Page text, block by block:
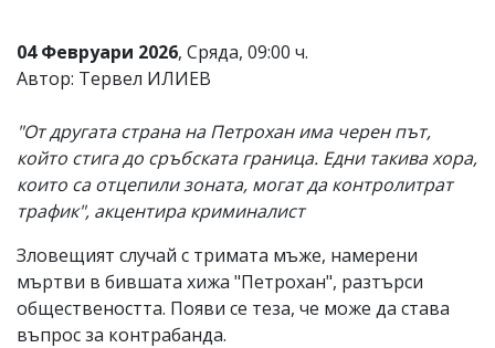
04 Февруари 2026, Сряда, 09:00 ч.
Автор: Тервел ИЛИЕВ
"От другата страна на Петрохан има черен път,
който стига до сръбската граница. Едни такива хора,
които са отцепили зоната, могат да контролитрат
трафик", акцентира криминалист
Зловещият случай с тримата мъже, намерени
мъртви в бившата хижа "Петрохан", разтърси
обществеността. Появи се теза, че може да става
въпрос за контрабанда.